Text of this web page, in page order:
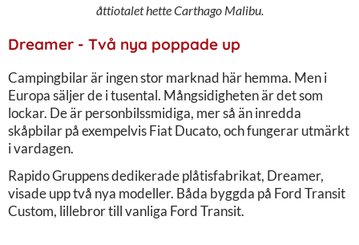
åttiotalet hette Carthago Malibu.
Dreamer - Två nya poppade up
Campingbilar är ingen stor marknad här hemma. Men i
Europa säljer de i tusental. Mångsidigheten är det som
lockar. De är personbilssmidiga, mer så än inredda
skåpbilar på exempelvis Fiat Ducato, och fungerar utmärkt
i vardagen.
Rapido Gruppens dedikerade plåtisfabrikat, Dreamer,
visade upp två nya modeller. Båda byggda på Ford Transit
Custom, lillebror till vanliga Ford Transit.